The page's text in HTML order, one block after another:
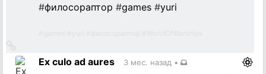
#филосораптор #games #yuri
на
источникEx culo ad aures 3 мес. назад •